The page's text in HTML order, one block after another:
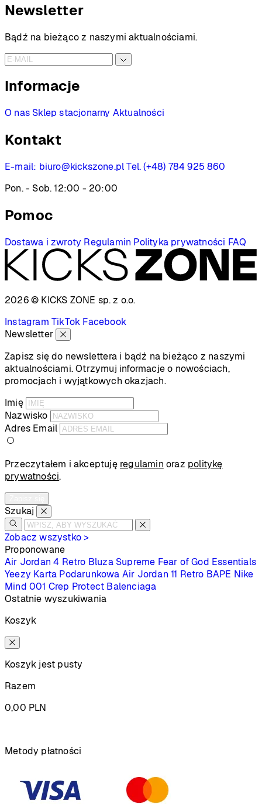
Newsletter
Bądź na bieżąco z naszymi aktualnościami.
Informacje
O nas Sklep stacjonarny Aktualności
Kontakt
E-mail: biuro@kickszone.pl Tel. (+48) 784 925 860
Pon. - Sob. 12:00 - 20:00
Pomoc
Dostawa i zwroty Regulamin Polityka prywatności FAQ
2026 © KICKS ZONE sp. z o.o.
Instagram TikTok Facebook
Newsletter
Zapisz się do newslettera i bądź na bieżąco z naszymi
aktualnościami. Otrzymuj informacje o nowościach,
promocjach i wyjątkowych okazjach.
Imię
Nazwisko
Adres Email
Przeczytałem i akceptuję regulamin oraz politykę
prywatności.
Szukaj
Zobacz wszystko >
Proponowane
Air Jordan 4 Retro Bluza Supreme Fear of God Essentials
Yeezy Karta Podarunkowa Air Jordan 11 Retro BAPE Nike
Mind 001 Crep Protect Balenciaga
Ostatnie wyszukiwania
Koszyk
Koszyk jest pusty
Razem
0,00 PLN
Metody płatności